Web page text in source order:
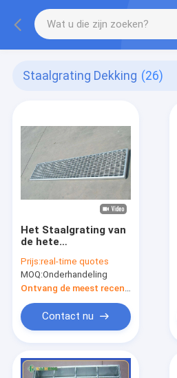
Staalgrating Dekking (26)
Het Staalgrating van
de hete
Gegalvaniseerde
Sloot Roosters van
het het
Metaalafvoerkanaal
van de Dekkingsplaat
Prijs:real-time quotes
MOQ:Onderhandeling
Contact nu